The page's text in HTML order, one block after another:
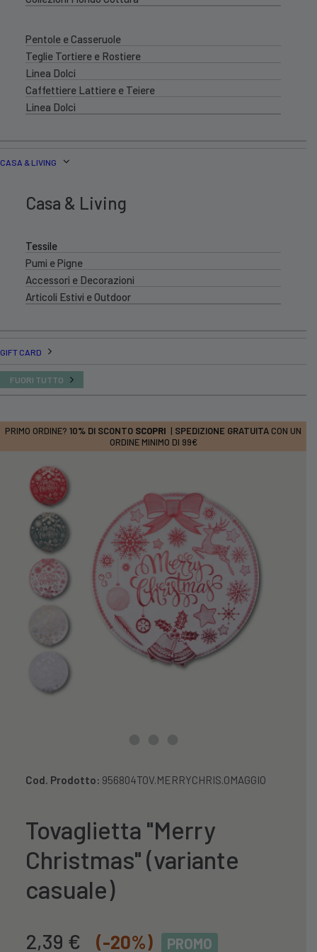
Pentole e Casseruole
Teglie Tortiere e Rostiere
Linea Dolci
Caffettiere Lattiere e Teiere
Linea Dolci
CASA & LIVING
Casa & Living
Tessile
Pumi e Pigne
Accessori e Decorazioni
Articoli Estivi e Outdoor
GIFT CARD
FUORI TUTTO
PRIMO ORDINE? 10% DI SCONTO SCOPRI | SPEDIZIONE GRATUITA CON UN
ORDINE MINIMO DI 99€
Cod. Prodotto: 956804TOV.MERRYCHRIS.OMAGGIO
Tovaglietta "Merry
Christmas" (variante
casuale)
Il
2,39 € (-20%) PROMO